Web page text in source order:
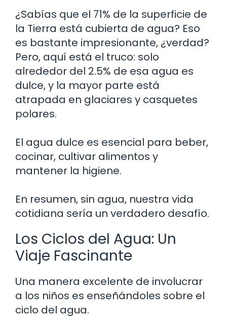
¿Sabías que el 71% de la superficie de
la Tierra está cubierta de agua? Eso
es bastante impresionante, ¿verdad?
Pero, aquí está el truco: solo
alrededor del 2.5% de esa agua es
dulce, y la mayor parte está
atrapada en glaciares y casquetes
polares.
El agua dulce es esencial para beber,
cocinar, cultivar alimentos y
mantener la higiene.
En resumen, sin agua, nuestra vida
cotidiana sería un verdadero desafío.
Los Ciclos del Agua: Un
Viaje Fascinante
Una manera excelente de involucrar
a los niños es enseñándoles sobre el
ciclo del agua.